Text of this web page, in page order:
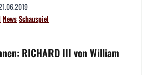
NewsSchauspiel
RICHARD III von William